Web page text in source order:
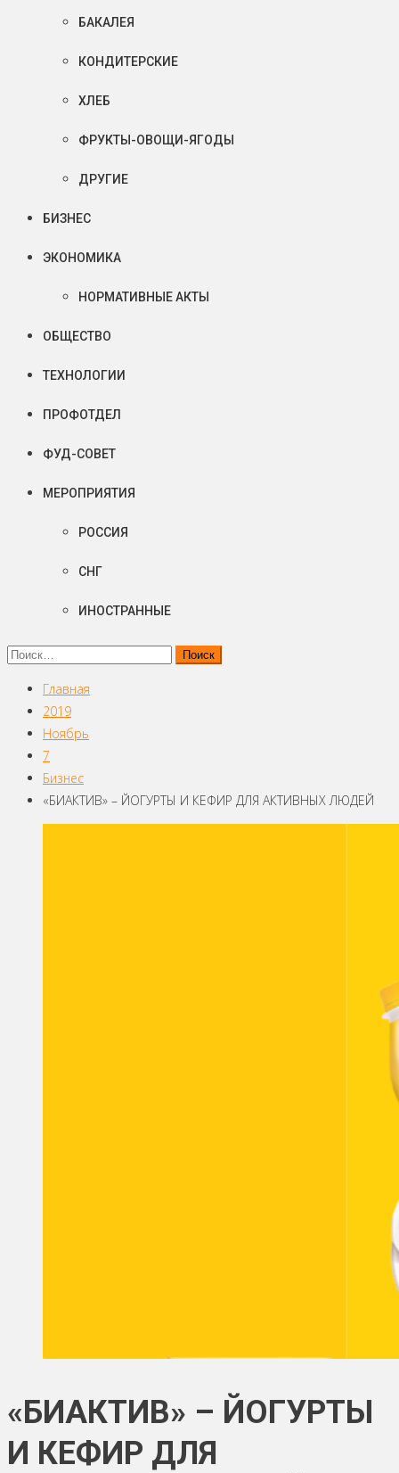
БАКАЛЕЯ
КОНДИТЕРСКИЕ
ХЛЕБ
ФРУКТЫ-ОВОЩИ-ЯГОДЫ
ДРУГИЕ
БИЗНЕС
ЭКОНОМИКА
НОРМАТИВНЫЕ АКТЫ
ОБЩЕСТВО
ТЕХНОЛОГИИ
ПРОФОТДЕЛ
ФУД-СОВЕТ
МЕРОПРИЯТИЯ
РОССИЯ
СНГ
ИНОСТРАННЫЕ
Найти:
Главная
2019
Ноябрь
7
Бизнес
«БИАКТИВ» – ЙОГУРТЫ И КЕФИР ДЛЯ АКТИВНЫХ ЛЮДЕЙ
«БИАКТИВ» – ЙОГУРТЫ
И КЕФИР ДЛЯ